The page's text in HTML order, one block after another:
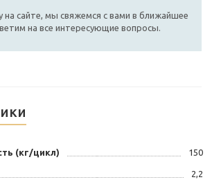
сайте, мы свяжемся с вами в ближайшее
на все интересующие вопросы.
(кг/цикл) 150
2,2